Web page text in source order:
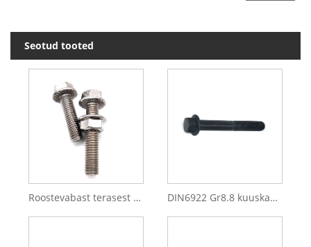
Seotud tooted
Roostevabast terasest 304/316 kuuskantääriku polt DIN6922 Gr8.8 kuuskantääriku polt kuuskantääriku polt vähendatud varrega must